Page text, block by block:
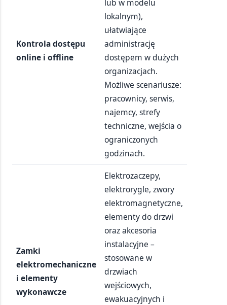
Kontrola dostępu
online i offline
lub w modelu
lokalnym),
ułatwiające
administrację
dostępem w dużych
organizacjach.
Możliwe scenariusze:
pracownicy, serwis,
najemcy, strefy
techniczne, wejścia o
ograniczonych
godzinach.
Zamki
elektromechaniczne
i elementy
wykonawcze
Elektrozaczepy,
elektrorygle, zwory
elektromagnetyczne,
elementy do drzwi
oraz akcesoria
instalacyjne –
stosowane w
drzwiach
wejściowych,
ewakuacyjnych i